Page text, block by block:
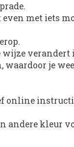
met iets
verandert
je
online
andere kleur